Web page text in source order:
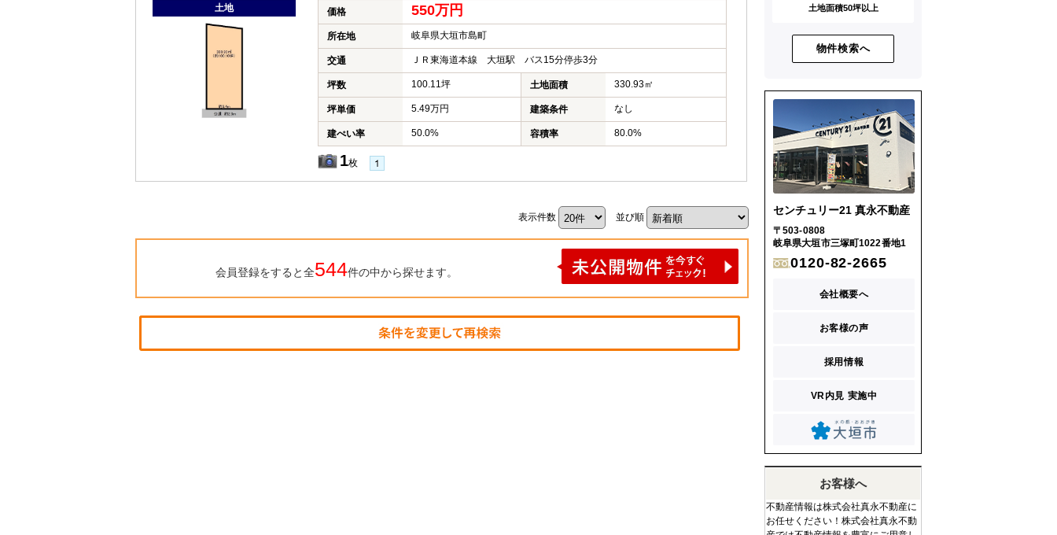
土地 価格 550万円
所在地 岐阜県大垣市島町
交通 ＪＲ東海道本線 大垣駅 バス15分停歩3分
坪数 100.11坪 土地面積 330.93㎡
坪単価 5.49万円 建築条件 なし
建ぺい率 50.0% 容積率 80.0%
1枚
表示件数 並び順
会員登録をすると全544件の中から探せます。
土地面積50坪以上
物件検索へ
センチュリー21 真永不動産
〒503-0808
岐阜県大垣市三塚町1022番地1
0120-82-2665
会社概要へ
お客様の声
採用情報
VR内見 実施中
お客様へ
不動産情報は株式会社真永不動産に
お任せください！株式会社真永不動